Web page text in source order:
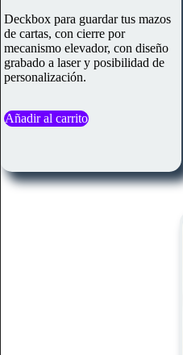
Deckbox para guardar tus mazos
de cartas, con cierre por
mecanismo elevador, con diseño
grabado a laser y posibilidad de
personalización.
Añadir al carrito